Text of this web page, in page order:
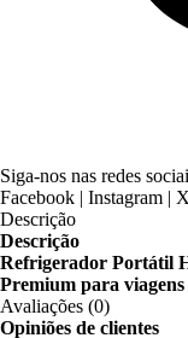
Siga-nos nas redes
Facebook | Instagram |
Descrição
Descrição
Refrigerador Portátil
Premium para
Avaliações (0)
Opiniões de clientes